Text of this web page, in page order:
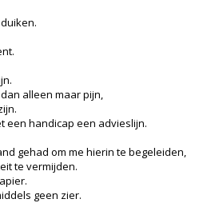
alleen maar pijn,
een handicap een advieslijn.
gehad om me hierin te begeleiden,
te vermijden.
geen zier.